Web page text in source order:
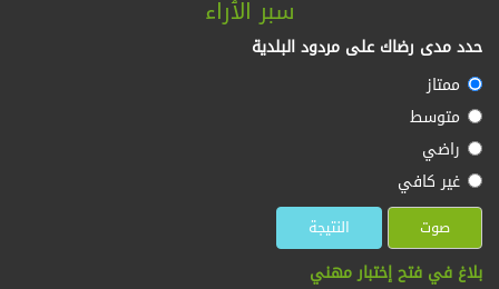
سبر الٱراء
حدد مدى رضاك على مردود البلدية
ممتاز
متوسط
راضي
غير كافي
بلاغ في فتح إختبار مهني